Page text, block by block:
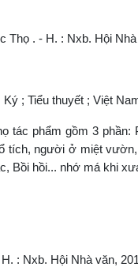
Thọ . - H. : Nxb. Hội
; Tiểu thuyết ; Việt
tác phẩm gồm 3 phần:
người ở miệt
Bồi hồi... nhớ má khi
: Nxb. Hội Nhà văn,